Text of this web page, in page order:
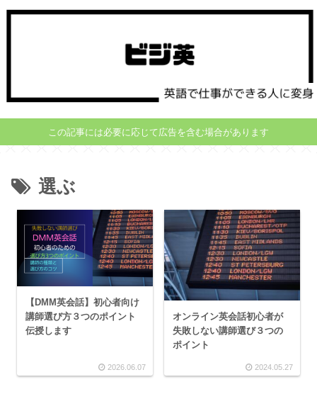
この記事には必要に応じて広告を含む場合があります
選ぶ
【DMM英会話】初心者向け
講師選び方３つのポイント
伝授します
2026.06.07
オンライン英会話初心者が
失敗しない講師選び３つの
ポイント
2024.05.27